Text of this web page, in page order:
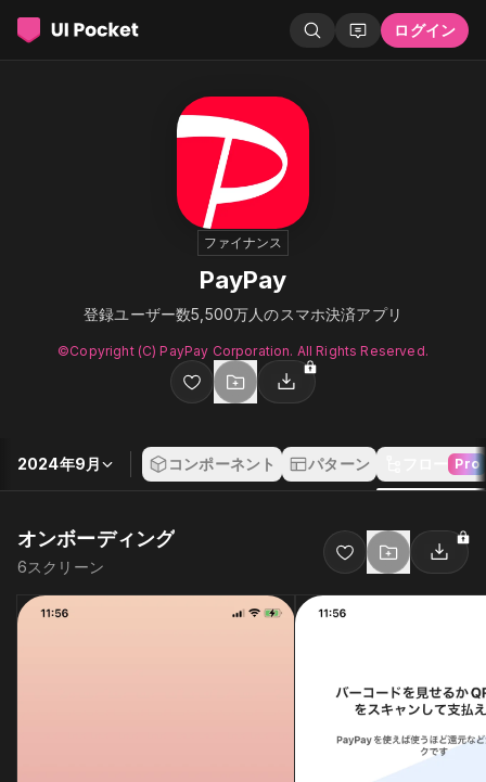
ログイン
ファイナンス
PayPay
登録ユーザー数5,500万人のスマホ決済アプリ
©︎Copyright (C) PayPay Corporation. All Rights Reserved.
2024年9月 コンポーネント パターン フロー Pro
オンボーディング
6スクリーン